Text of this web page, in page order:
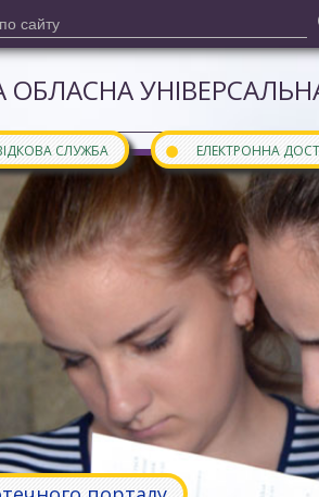
СЛУЖБА ● ЕЛЕКТРОННА